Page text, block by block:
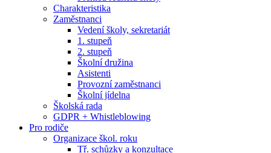
Charakteristika
Zaměstnanci
Vedení školy, sekretariát
1. stupeň
2. stupeň
Školní družina
Asistenti
Provozní zaměstnanci
Školní jídelna
Školská rada
GDPR + Whistleblowing
Pro rodiče
Organizace škol. roku
Tř. schůzky a konzultace